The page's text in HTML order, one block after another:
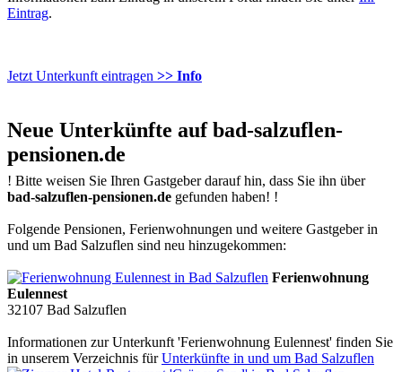
Eintrag.
Jetzt Unterkunft eintragen >> Info
Neue Unterkünfte auf bad-salzuflen-
pensionen.de
! Bitte weisen Sie Ihren Gastgeber darauf hin, dass Sie ihn über
bad-salzuflen-pensionen.de gefunden haben! !
Folgende Pensionen, Ferienwohnungen und weitere Gastgeber in
und um Bad Salzuflen sind neu hinzugekommen:
Ferienwohnung
Eulennest
32107 Bad Salzuflen
Informationen zur Unterkunft 'Ferienwohnung Eulennest' finden Sie
in unserem Verzeichnis fürUnterkünfte in und um Bad Salzuflen